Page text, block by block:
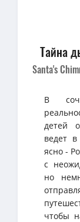
Тайна
Santa's
В
детей
ведет
ясно -
с
но
чтобы